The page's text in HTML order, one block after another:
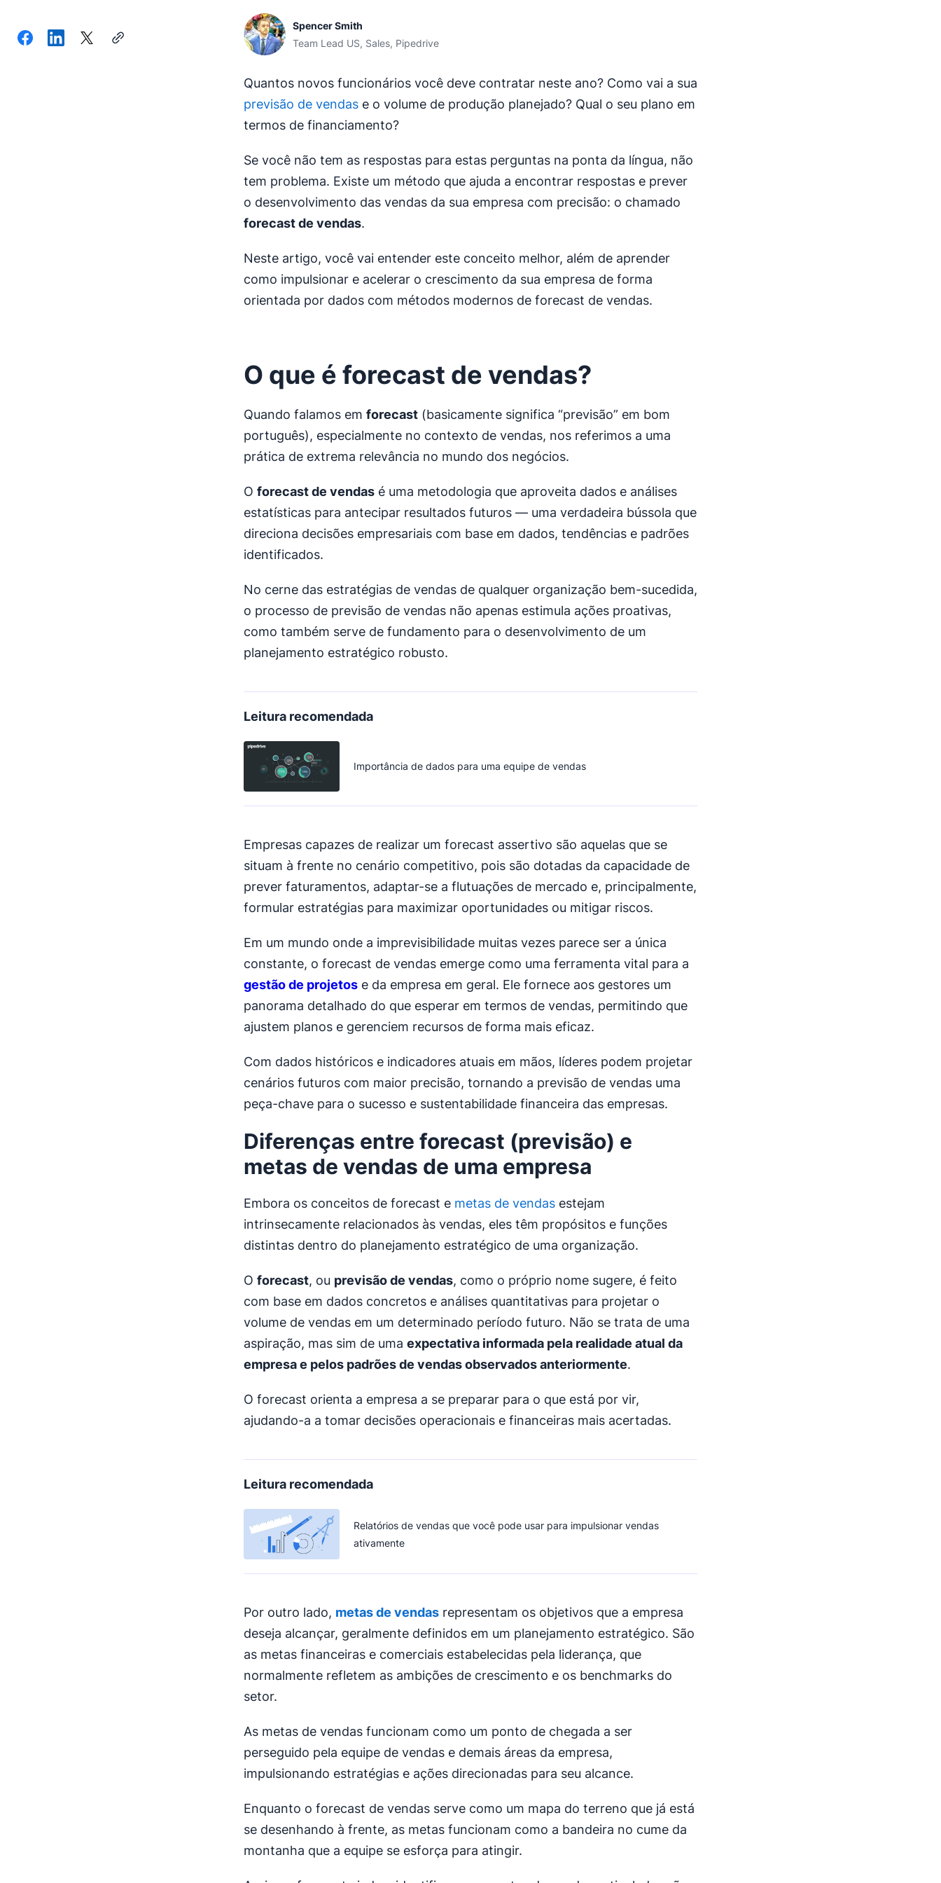
Spencer Smith
Team Lead US, Sales, Pipedrive
Quantos novos funcionários você deve contratar neste ano? Como vai a sua
previsão de vendas e o volume de produção planejado? Qual o seu plano em
termos de financiamento?
Se você não tem as respostas para estas perguntas na ponta da língua, não
tem problema. Existe um método que ajuda a encontrar respostas e prever
o desenvolvimento das vendas da sua empresa com precisão: o chamado
forecast de vendas.
Neste artigo, você vai entender este conceito melhor, além de aprender
como impulsionar e acelerar o crescimento da sua empresa de forma
orientada por dados com métodos modernos de forecast de vendas.
O que é forecast de vendas?
Quando falamos em forecast (basicamente significa “previsão” em bom
português), especialmente no contexto de vendas, nos referimos a uma
prática de extrema relevância no mundo dos negócios.
O forecast de vendas é uma metodologia que aproveita dados e análises
estatísticas para antecipar resultados futuros — uma verdadeira bússola que
direciona decisões empresariais com base em dados, tendências e padrões
identificados.
No cerne das estratégias de vendas de qualquer organização bem-sucedida,
o processo de previsão de vendas não apenas estimula ações proativas,
como também serve de fundamento para o desenvolvimento de um
planejamento estratégico robusto.
Leitura recomendada
Importância de dados para uma equipe de vendas
Empresas capazes de realizar um forecast assertivo são aquelas que se
situam à frente no cenário competitivo, pois são dotadas da capacidade de
prever faturamentos, adaptar-se a flutuações de mercado e, principalmente,
formular estratégias para maximizar oportunidades ou mitigar riscos.
Em um mundo onde a imprevisibilidade muitas vezes parece ser a única
constante, o forecast de vendas emerge como uma ferramenta vital para a
gestão de projetos e da empresa em geral. Ele fornece aos gestores um
panorama detalhado do que esperar em termos de vendas, permitindo que
ajustem planos e gerenciem recursos de forma mais eficaz.
Com dados históricos e indicadores atuais em mãos, líderes podem projetar
cenários futuros com maior precisão, tornando a previsão de vendas uma
peça-chave para o sucesso e sustentabilidade financeira das empresas.
Diferenças entre forecast (previsão) e
metas de vendas de uma empresa
Embora os conceitos de forecast e metas de vendas estejam
intrinsecamente relacionados às vendas, eles têm propósitos e funções
distintas dentro do planejamento estratégico de uma organização.
O forecast, ou previsão de vendas, como o próprio nome sugere, é feito
com base em dados concretos e análises quantitativas para projetar o
volume de vendas em um determinado período futuro. Não se trata de uma
aspiração, mas sim de uma expectativa informada pela realidade atual da
empresa e pelos padrões de vendas observados anteriormente.
O forecast orienta a empresa a se preparar para o que está por vir,
ajudando-a a tomar decisões operacionais e financeiras mais acertadas.
Leitura recomendada
Relatórios de vendas que você pode usar para impulsionar vendas
ativamente
Por outro lado, metas de vendas representam os objetivos que a empresa
deseja alcançar, geralmente definidos em um planejamento estratégico. São
as metas financeiras e comerciais estabelecidas pela liderança, que
normalmente refletem as ambições de crescimento e os benchmarks do
setor.
As metas de vendas funcionam como um ponto de chegada a ser
perseguido pela equipe de vendas e demais áreas da empresa,
impulsionando estratégias e ações direcionadas para seu alcance.
Enquanto o forecast de vendas serve como um mapa do terreno que já está
se desenhando à frente, as metas funcionam como a bandeira no cume da
montanha que a equipe se esforça para atingir.